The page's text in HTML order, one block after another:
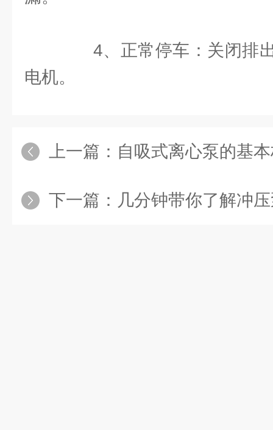
4、正常停车：关闭排出
电机。
上一篇： 自吸式离心泵的基本构
下一篇： 几分钟带你了解冲